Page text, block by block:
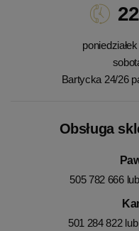
Bartycka 24/26
Obsługa
505 782 666 lub
501 284 822 lub